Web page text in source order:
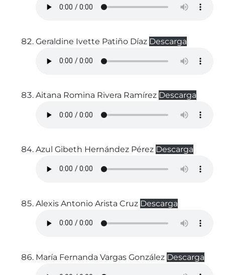
Geraldine Ivette Patiño Díaz Descarga
Aitana Romina Rivera Ramírez Descarga
Azul Gibeth Hernández Pérez Descarga
Alexis Antonio Arista Cruz Descarga
María Fernanda Vargas González Descarga